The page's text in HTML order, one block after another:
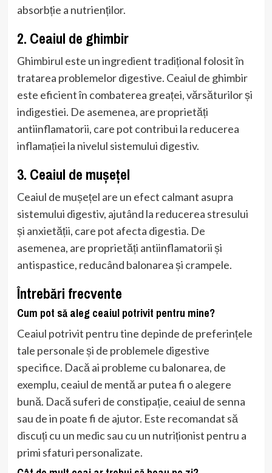
absorbție a nutrienților.
2. Ceaiul de ghimbir
Ghimbirul este un ingredient tradițional folosit în
tratarea problemelor digestive. Ceaiul de ghimbir
este eficient în combaterea greaței, vărsăturilor și
indigestiei. De asemenea, are proprietăți
antiinflamatorii, care pot contribui la reducerea
inflamației la nivelul sistemului digestiv.
3. Ceaiul de mușețel
Ceaiul de mușețel are un efect calmant asupra
sistemului digestiv, ajutând la reducerea stresului
și anxietății, care pot afecta digestia. De
asemenea, are proprietăți antiinflamatorii și
antispastice, reducând balonarea și crampele.
Întrebări frecvente
Cum pot să aleg ceaiul potrivit pentru mine?
Ceaiul potrivit pentru tine depinde de preferințele
tale personale și de problemele digestive
specifice. Dacă ai probleme cu balonarea, de
exemplu, ceaiul de mentă ar putea fi o alegere
bună. Dacă suferi de constipație, ceaiul de senna
sau de in poate fi de ajutor. Este recomandat să
discuți cu un medic sau cu un nutriționist pentru a
primi sfaturi personalizate.